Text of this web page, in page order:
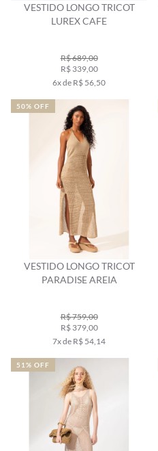
VESTIDO LONGO TRICOT
LUREX CAFE
R$ 689,00
R$ 339,00
6x de R$ 56,50
VESTIDO LONGO TRICOT
PARADISE AREIA
R$ 759,00
R$ 379,00
7x de R$ 54,14
50% OFF
51% OFF